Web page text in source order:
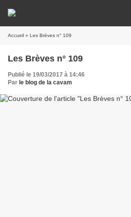
Accueil » Les Brèves n° 109
Les Brèves n° 109
Publié le 19/03/2017 à 14:46
Par le blog de la cavam